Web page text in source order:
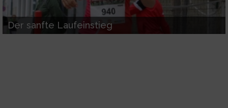
Der sanfte Laufeinstieg
Performance